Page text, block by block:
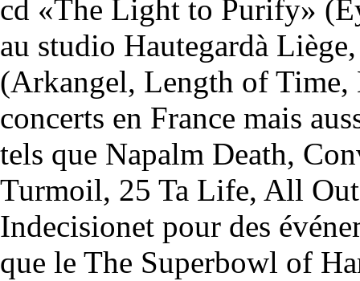
cd «The Light to Purify»
au studio Hautegardà
(Arkangel, Length of
concerts en France mais
tels que Napalm Death,
Turmoil, 25 Ta Life, All
Indecisionet pour des
que le The Superbowl of